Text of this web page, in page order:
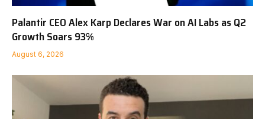
Palantir CEO Alex Karp Declares War on AI Labs as Q2
Growth Soars 93%
August 6, 2026